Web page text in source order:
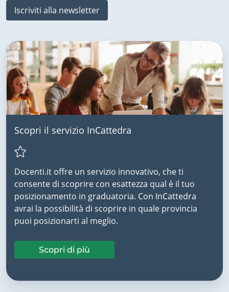
Iscriviti alla newsletter
Scopri il servizio InCattedra
Docenti.it offre un servizio innovativo, che ti
consente di scoprire con esattezza qual è il tuo
posizionamento in graduatoria. Con InCattedra
avrai la possibilità di scoprire in quale provincia
puoi posizionarti al meglio.
Scopri di più